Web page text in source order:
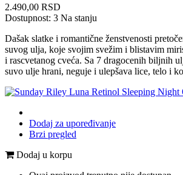
Cena
2.490,00 RSD
Dostupnost: 3 Na stanju
Dašak slatke i romantične ženstvenosti
suvog ulja, koje svojim svežim i blistavim
i rascvetanog cveća. Sa 7 dragocenih biljnih
suvo ulje hrani, neguje i ulepšava lice, telo i
Dodaj za upoređivanje
Brzi pregled
Dodaj u korpu